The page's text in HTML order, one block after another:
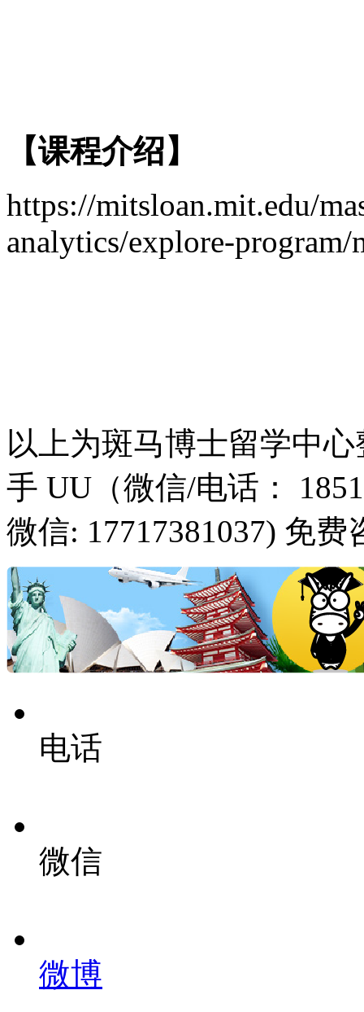
【课程介绍】
https://mitsloan.mit.edu/
analytics/explore-
以上为斑马博士留学中
手 UU（微信/电话：
微信: 17717381037) 免费
电话
微信
微博